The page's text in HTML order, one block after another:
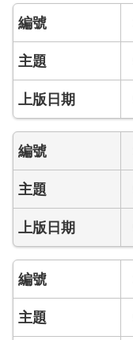
消
防
通
道
相
關
資
料
跑
馬
燈
員
工
專